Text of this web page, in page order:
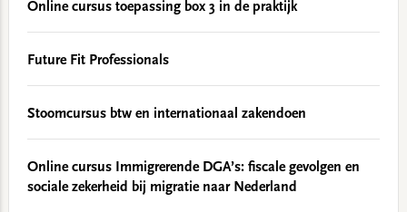
Online cursus toepassing box 3 in de praktijk
Future Fit Professionals
Stoomcursus btw en internationaal zakendoen
Online cursus Immigrerende DGA’s: fiscale gevolgen en
sociale zekerheid bij migratie naar Nederland